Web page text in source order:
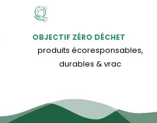
OBJECTIF ZÉRO DÉCHET
produits écoresponsables,
durables & vrac